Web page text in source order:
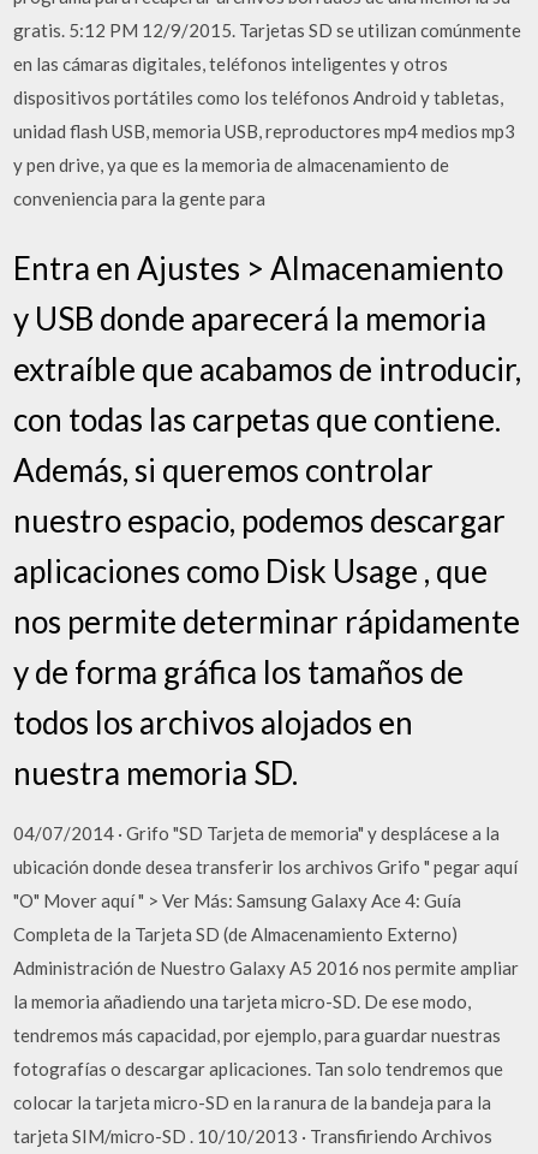
gratis. 5:12 PM 12/9/2015. Tarjetas SD se utilizan comúnmente
en las cámaras digitales, teléfonos inteligentes y otros
dispositivos portátiles como los teléfonos Android y tabletas,
unidad flash USB, memoria USB, reproductores mp4 medios mp3
y pen drive, ya que es la memoria de almacenamiento de
conveniencia para la gente para
Entra en Ajustes > Almacenamiento
y USB donde aparecerá la memoria
extraíble que acabamos de introducir,
con todas las carpetas que contiene.
Además, si queremos controlar
nuestro espacio, podemos descargar
aplicaciones como Disk Usage , que
nos permite determinar rápidamente
y de forma gráfica los tamaños de
todos los archivos alojados en
nuestra memoria SD.
04/07/2014 · Grifo "SD Tarjeta de memoria" y desplácese a la
ubicación donde desea transferir los archivos Grifo " pegar aquí
"O" Mover aquí " > Ver Más: Samsung Galaxy Ace 4: Guía
Completa de la Tarjeta SD (de Almacenamiento Externo)
Administración de Nuestro Galaxy A5 2016 nos permite ampliar
la memoria añadiendo una tarjeta micro-SD. De ese modo,
tendremos más capacidad, por ejemplo, para guardar nuestras
fotografías o descargar aplicaciones. Tan solo tendremos que
colocar la tarjeta micro-SD en la ranura de la bandeja para la
tarjeta SIM/micro-SD . 10/10/2013 · Transfiriendo Archivos